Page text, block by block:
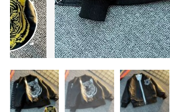
カートを確認する
90cm 100cm
100cm
110cm
120cm
130cm
価格帯
～
その他
在庫あり セール